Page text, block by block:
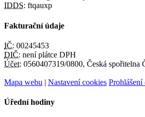
IDDS: ftqauxp
Fakturační údaje
IČ: 00245453
DIČ: není plátce DPH
Účet: 0560407319/0800, Česká spořitelna
Mapa webu | Nastavení cookies Prohlášení
Úřední hodiny